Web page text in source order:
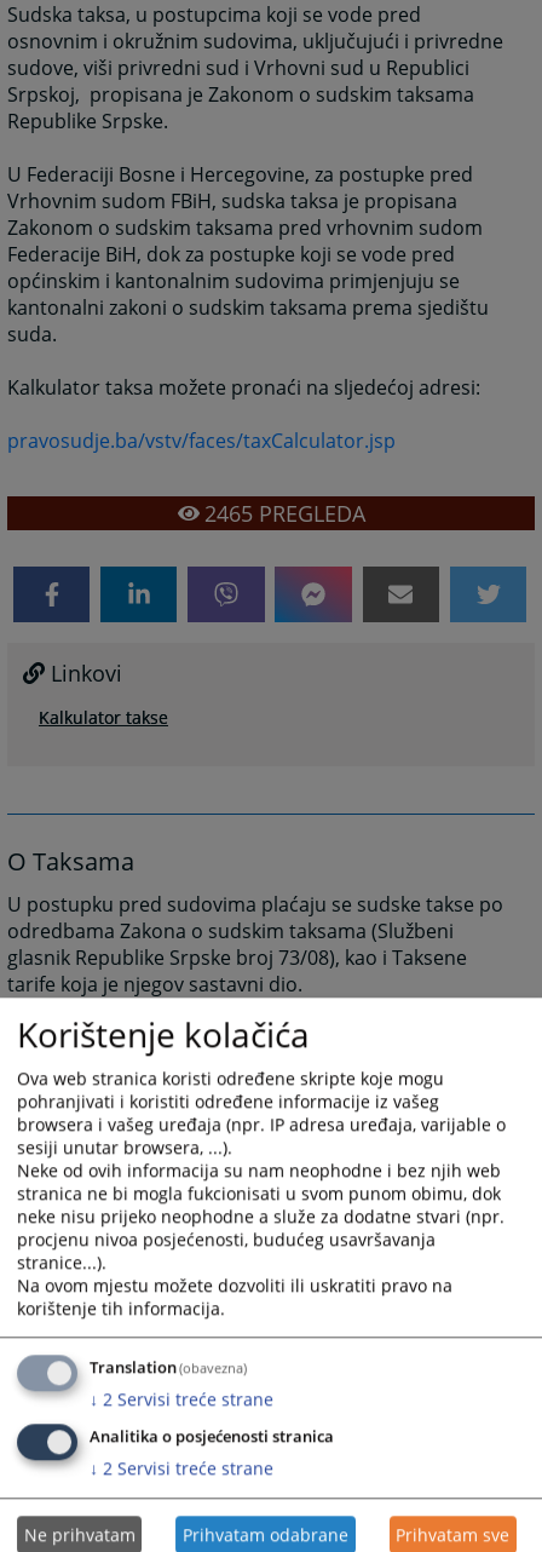
Sudska taksa, u postupcima koji se vode pred
osnovnim i okružnim sudovima, uključujući i privredne
sudove, viši privredni sud i Vrhovni sud u Republici
Srpskoj, propisana je Zakonom o sudskim taksama
Republike Srpske.
U Federaciji Bosne i Hercegovine, za postupke pred
Vrhovnim sudom FBiH, sudska taksa je propisana
Zakonom o sudskim taksama pred vrhovnim sudom
Federacije BiH, dok za postupke koji se vode pred
općinskim i kantonalnim sudovima primjenjuju se
kantonalni zakoni o sudskim taksama prema sjedištu
suda.
Kalkulator taksa možete pronaći na sljedećoj adresi:
pravosudje.ba/vstv/faces/taxCalculator.jsp
2465PREGLEDA
Linkovi
Kalkulator takse
O Taksama
U postupku pred sudovima plaćaju se sudske takse po
odredbama Zakona o sudskim taksama (Službeni
glasnik Republike Srpske broj 73/08), kao i Taksene
tarife koja je njegov sastavni dio.
Takse propisane Zakonom o sudskim taksama i
Taksenom tarifom plaćaju lica po čijem zahtjevu ili u
čijem interesu se preduzimaju radnje u postupku pred
sudovima.
Za podneske i za zapisnike koji zamjenjuju podneske
taksu je dužno da plati lice koje ih podnosi, odnosno
lice na čiji zahtjev se sastavlja zapisnik.
Za odluku prvostepenog suda taksu je dužan da plati
tužilac, odnosno predlagač, a za sudsko poravnanje
taksu su dužne da plate obje strane, ukoliko u
poravnanju nije drugačije ugovoreno.
Za odluku drugostepenog suda i za odluku po
vanrednom pravnom sredstvu, sudsku taksu je dužan
da plati podnosilac žalbe, odnosno lice u čijem interesu
je pokrenut postupak po vanrednom pravnom
sredstvu.
Uz podnesak (tužba ,prijedlog,pravni lijek i dr.)
OBAVEZO se dostavlja dokaz o plaćenoj taksi.
Obaveza plaćanja takse nastaje:
Korištenje kolačića
Ova web stranica koristi određene skripte koje mogu
pohranjivati i koristiti određene informacije iz vašeg
browsera i vašeg uređaja (npr. IP adresa uređaja, varijable o
sesiji unutar browsera, ...).
Neke od ovih informacija su nam neophodne i bez njih web
stranica ne bi mogla fukcionisati u svom punom obimu, dok
neke nisu prijeko neophodne a služe za dodatne stvari (npr.
procjenu nivoa posjećenosti, budućeg usavršavanja
stranice...).
Na ovom mjestu možete dozvoliti ili uskratiti pravo na
korištenje tih informacija.
Translation(obavezna)
↓ 2 Servisi treće strane
Analitika o posjećenosti stranica
↓ 2 Servisi treće strane
Ne prihvatam Prihvatam odabrane Prihvatam sve